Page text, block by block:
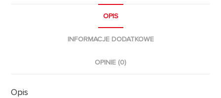
OPIS
INFORMACJE DODATKOWE
OPINIE (0)
Opis